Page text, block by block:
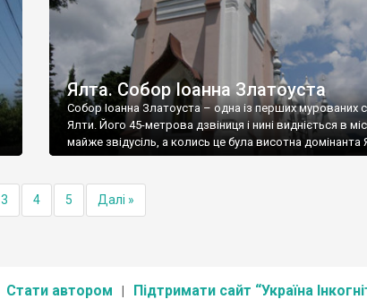
Ялта. Собор Іоанна Златоуста
Собор Іоанна Златоуста – одна із перших мурованих
Ялти. Його 45-метрова дзвіниця і нині видніється в
майже звідусіль, а колись це була висотна домінанта
3 4 5 Далі »
Стати автором Підтримати сайт “Україна